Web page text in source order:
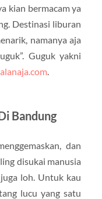
kian bermacam ya
Destinasi liburan
namanya aja
Guguk yakni
Bandung
dan
disukai manusia
loh. Untuk kau
lucu yang satu